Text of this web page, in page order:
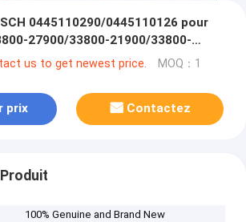
0445110290/0445110126 pour
27900/33800-21900/33800-
us to get newest price. MOQ：1
prix Contactez
100% Genuine and Brand New